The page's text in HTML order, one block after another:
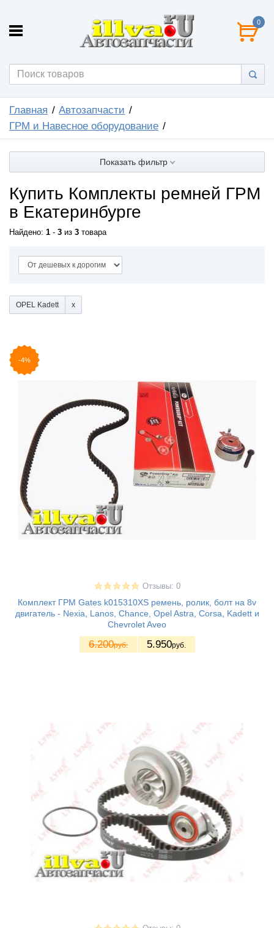
0
Главная
Автозапчасти
ГРМ и Навесное оборудование
Показать фильтр
Купить Комплекты ремней ГРМ
в Екатеринбурге
Найдено: 1 - 3 из 3 товара
OPEL Kadett
-4%
Отзывы: 0
Комплект ГРМ Gates k015310XS ремень, ролик, болт на 8v
двигатель - Nexia, Lanos, Chance, Opel Astra, Corsa, Kadett и
Chevrolet Aveo
6.200руб. 5.950руб.